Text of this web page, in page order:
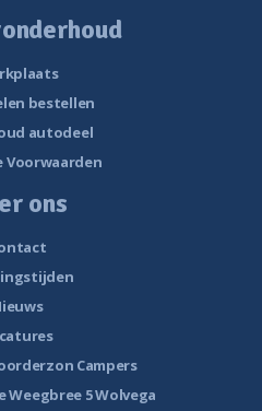
bestellen
autodeel
Voorwaarden
ons
Campers
Weegbree 5 Wolvega